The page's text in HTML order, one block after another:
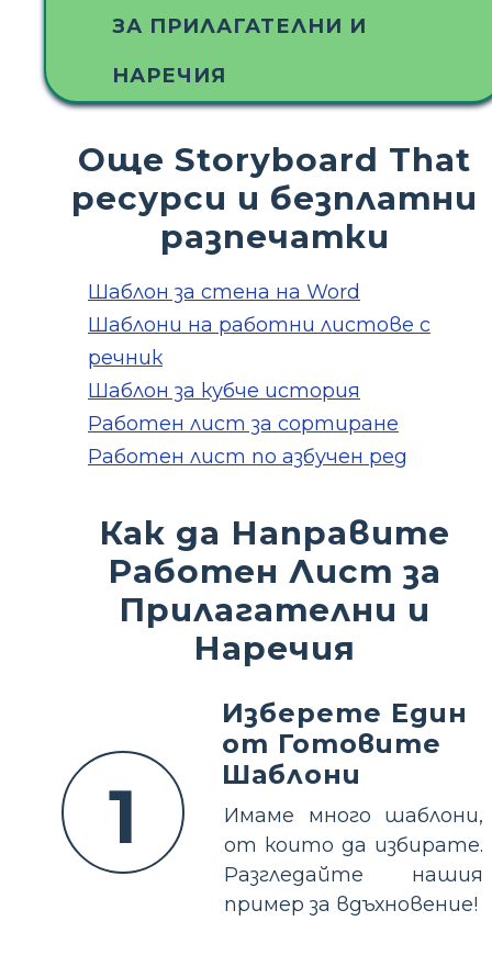
ЗА ПРИЛАГАТЕЛНИ И
НАРЕЧИЯ
Още Storyboard That
ресурси и безплатни
разпечатки
Шаблон за стена на Word
Шаблони на работни листове с
речник
Шаблон за кубче история
Работен лист за сортиране
Работен лист по азбучен ред
Как да Направите
Работен Лист за
Прилагателни и
Наречия
1
Изберете Един
от Готовите
Шаблони
Имаме много шаблони,
от които да избирате.
Разгледайте нашия
пример за вдъхновение!